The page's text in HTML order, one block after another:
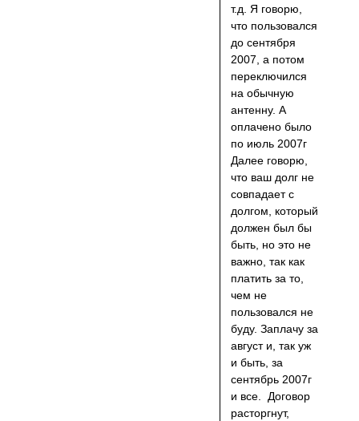
т.д. Я говорю,
что пользовался
до сентября
2007, а потом
переключился
на обычную
антенну. А
оплачено было
по июль 2007г
Далее говорю,
что ваш долг не
совпадает с
долгом, который
должен был бы
быть, но это не
важно, так как
платить за то,
чем не
пользовался не
буду. Заплачу за
август и, так уж
и быть, за
сентябрь 2007г
и все. Договор
расторгнут,